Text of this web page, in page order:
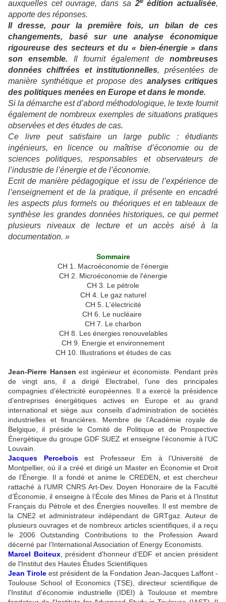
auxquelles cet ouvrage, dans sa 2 édition actualisée,
apporte des réponses.
Il dresse, pour la première fois, un bilan de ces
changements, basé sur une analyse économique
rigoureuse des secteurs et du « bien-énergie » dans
son ensemble. Il fournit également denombreuses
données chiffrées et institutionnelles, présentées de
manière synthétique et propose des analyses critiques
des politiques menées en Europe et dans le monde.
Si la démarche est d’abord méthodologique, le texte fournit
également de nombreux exemples de situations pratiques
observées et des études de cas.
Ce livre peut satisfaire un large public : étudiants
ingénieurs, en licence ou maîtrise d’économie ou de
sciences politiques, responsables et observateurs de
l’industrie de l’énergie et de l’économie.
Ecrit de manière pédagogique et issu de l’expérience de
l’enseignement et de la pratique, il présente en encadré
les aspects plus formels ou théoriques et en tableaux de
synthèse les grandes données historiques, ce qui permet
plusieurs niveaux de lecture et un accès aisé à la
documentation. »
Sommaire
CH 1. Macroéconomie de l'énergie
CH 2. Microéconomie de l'énergie
CH 3. Le pétrole
CH 4. Le gaz naturel
CH 5. L'électricité
CH 6. Le nucléaire
CH 7. Le charbon
CH 8. Les énergies renouvelables
CH 9. Energie et environnement
CH 10. Illustrations et études de cas
Jean-Pierre Hansen est ingénieur et économiste. Pendant près
de vingt ans, il a dirigé Electrabel, l’une des principales
compagnies d’électricité européennes. Il a exercé la présidence
d’entreprises énergétiques actives en Europe et au grand
international et siège aux conseils d’administration de sociétés
industrielles et financières. Membre de l’Académie royale de
Belgique, il préside le Comité de Politique et de Prospective
Énergétique du groupe GDF SUEZ et enseigne l’économie à l’UC
Louvain.
Jacques Percebois
est Professeur Em à l’Université de
Montpellier, où il a créé et dirigé un Master en Économie et Droit
de l’Énergie. Il a fondé et anime le CREDEN, et est chercheur
rattaché à l’UMR CNRS Art-Dev. Doyen Honoraire de la Faculté
d’Économie, il enseigne à l’École des Mines de Paris et à l’Institut
Français du Pétrole et des Énergies nouvelles. Il est membre de
la CNE2 et administrateur indépendant de GRTgaz. Auteur de
plusieurs ouvrages et de nombreux articles scientifiques, il a reçu
le 2006 Outstanding Contributions to the Profession Award
décerné par l’International Association of Energy Economists.
Marcel Boiteux, président d'honneur d'EDF et ancien président
de l'Institut des Hautes Études Scientifiques
Jean Tirole est président de la Fondation Jean-Jacques Laffont -
Toulouse School of Economics (TSE), directeur scientifique de
l'Institut d'économie industrielle (IDEI) à Toulouse et membre